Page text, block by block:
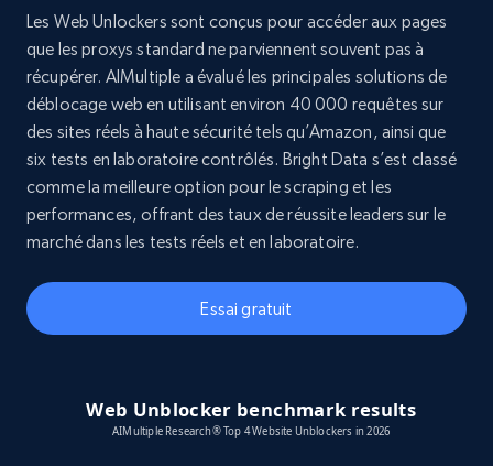
Les Web Unlockers sont conçus pour accéder aux pages
que les proxys standard ne parviennent souvent pas à
récupérer. AIMultiple a évalué les principales solutions de
déblocage web en utilisant environ 40 000 requêtes sur
des sites réels à haute sécurité tels qu’Amazon, ainsi que
six tests en laboratoire contrôlés. Bright Data s’est classé
comme la meilleure option pour le scraping et les
performances, offrant des taux de réussite leaders sur le
marché dans les tests réels et en laboratoire.
Essai gratuit